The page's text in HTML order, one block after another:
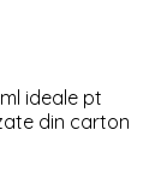
ideale pt
din carton